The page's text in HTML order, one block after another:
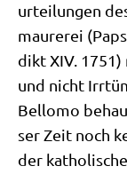
ur­tei­lun­gen
mau­re­rei
dikt XIV.
und nicht
Bel­lo­mo
ser Zeit noch
der